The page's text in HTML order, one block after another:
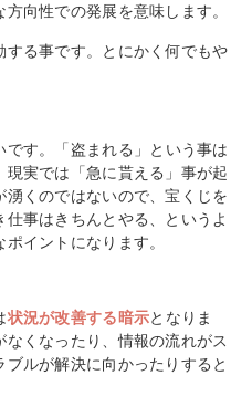
向性での発展を意味します。
る事です。とにかく何でもや
です。「盗まれる」という事は
実では「急に貰える」事が起
くのではないので、宝くじを
事はきちんとやる、というよ
イントになります。
状況が改善する暗示となりま
くなったり、情報の流れがス
ルが解決に向かったりすると